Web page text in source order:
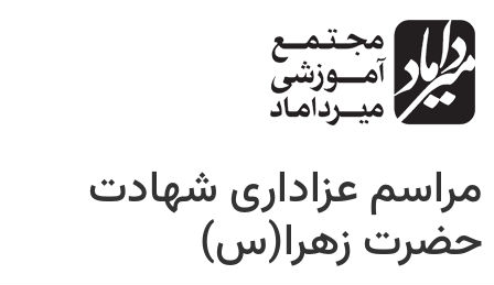
مراسم عزاداری شهادت
حضرت زهرا(س)